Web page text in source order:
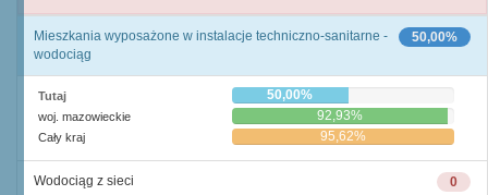
50,00%
Mieszkania wyposażone w instalacje techniczno-sanitarne -
wodociąg
Tutaj 50,00%
woj. mazowieckie 92,93%
Cały kraj 95,62%
0
Wodociąg z sieci